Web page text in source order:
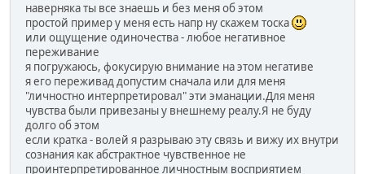
наверняка ты все знаешь и без меня об этом
простой пример у меня есть напр ну скажем тоска
или ощущение одиночества - любое негативное
переживание
я погружаюсь, фокусирую внимание на этом негативе
я его переживад допустим сначала или для меня
"личностно интерпретировал" эти эманации.Для меня
чувства были привезаны у внешнему реалу.Я не буду
долго об этом
если кратка - волей я разрываю эту связь и вижу их внутри
сознания как абстрактное чувственное не
проинтерпретированное личностным восприятием